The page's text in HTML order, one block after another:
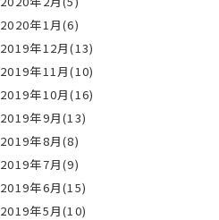
2020年1月(6)
2019年12月(13)
2019年11月(10)
2019年10月(16)
2019年9月(13)
2019年8月(8)
2019年7月(9)
2019年6月(15)
2019年5月(10)